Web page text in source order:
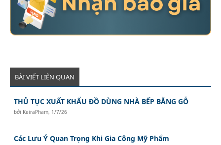
BÀI VIẾT LIÊN QUAN
THỦ TỤC XUẤT KHẨU ĐỒ DÙNG NHÀ BẾP BẰNG GỖ
bởi KeiraPham, 1/7/26
Các Lưu Ý Quan Trọng Khi Gia Công Mỹ Phẩm